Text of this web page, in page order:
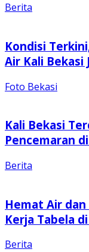
Berita
Kondisi
Air Kali Bekasi
Foto Bekasi
Kali Bekasi
Pencemaran
Berita
Hemat Air dan
Kerja Tabela
Berita